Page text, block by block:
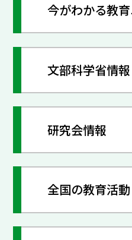
今がわかる教
文部科学省情報
研究会情報
全国の教育活動